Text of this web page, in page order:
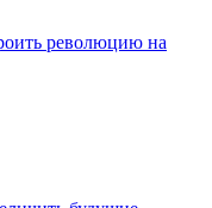
революцию на